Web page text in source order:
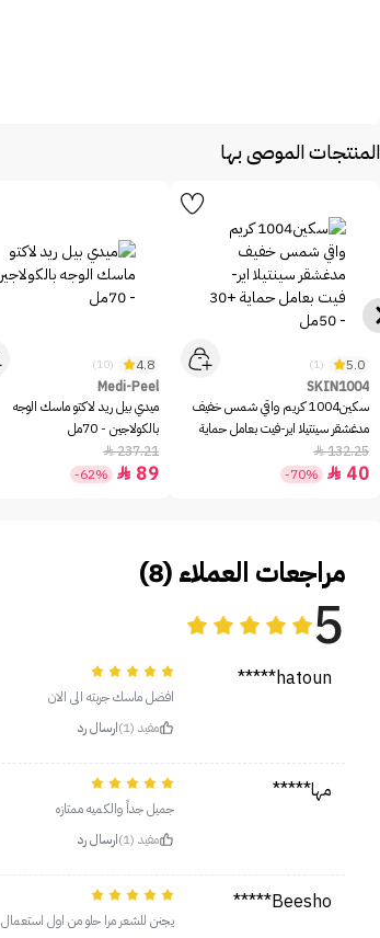
المنتجات الموصى بها
5.0
(1)
SKIN1004
سكين1004 كريم واقي شمس خفيف
مدغشقر سينتيلا اير-فيت بعامل حماية
+30 - 50مل
132.25

40

-70%
4.8
(10)
Medi-Peel
ميدي بيل ريد لاكتو ماسك الوجه
بالكولاجين - 70مل
237.21

89

-62%
مراجعات العملاء (8)
5
hatoun*****
افضل ماسك جربته الى الان
مفيد (1)
ارسال رد
مها*****
جميل جداً والكميه ممتازه
مفيد (1)
ارسال رد
Beesho*****
يجنن للشعر مرا حلو من اول استعمال